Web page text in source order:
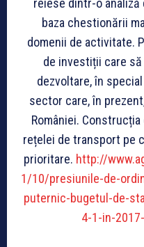
reiese dintr-o
baza chestionării
domenii de activitate.
de investiții care
dezvoltare, în
sector care, în
României.
rețelei de transport pe
prioritare. http://
1/10/presiunile-de-
puternic-bugetul-de-
4-1-in-